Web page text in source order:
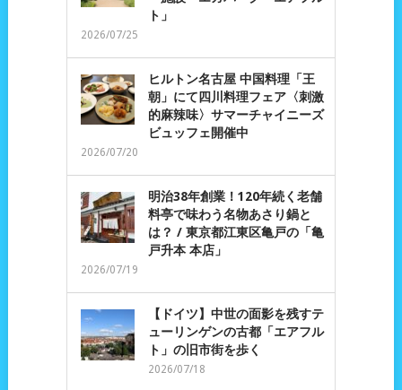
ト」
2026/07/25
ヒルトン名古屋 中国料理「王
朝」にて四川料理フェア〈刺激
的麻辣味〉サマーチャイニーズ
ビュッフェ開催中
2026/07/20
明治38年創業！120年続く老舗
料亭で味わう名物あさり鍋と
は？ / 東京都江東区亀戸の「亀
戸升本 本店」
2026/07/19
【ドイツ】中世の面影を残すテ
ューリンゲンの古都「エアフル
ト」の旧市街を歩く
2026/07/18